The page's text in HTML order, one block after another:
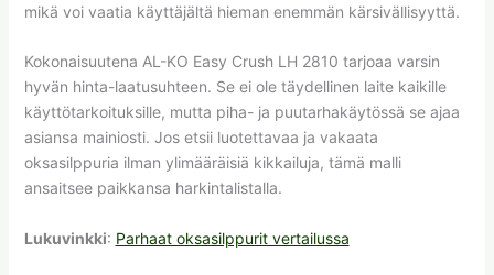
mikä voi vaatia käyttäjältä hieman enemmän kärsivällisyyttä.
Kokonaisuutena AL-KO Easy Crush LH 2810 tarjoaa varsin
hyvän hinta-laatusuhteen. Se ei ole täydellinen laite kaikille
käyttötarkoituksille, mutta piha- ja puutarhakäytössä se ajaa
asiansa mainiosti. Jos etsii luotettavaa ja vakaata
oksasilppuria ilman ylimääräisiä kikkailuja, tämä malli
ansaitsee paikkansa harkintalistalla.
Lukuvinkki: Parhaat oksasilppurit vertailussa